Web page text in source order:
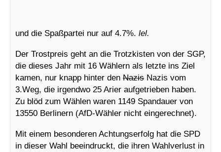
und die Spaßpartei nur auf 4.7%. lel.
Der Trostpreis geht an die Trotzkisten von der SGP,
die dieses Jahr mit 16 Wählern als letzte ins Ziel
kamen, nur knapp hinter den Nazis Nazis vom
3.Weg, die irgendwo 25 Arier aufgetrieben haben.
Zu blöd zum Wählen waren 1149 Spandauer von
13550 Berlinern (AfD-Wähler nicht eingerechnet).
Mit einem besonderen Achtungserfolg hat die SPD
in dieser Wahl beeindruckt, die ihren Wahlverlust in